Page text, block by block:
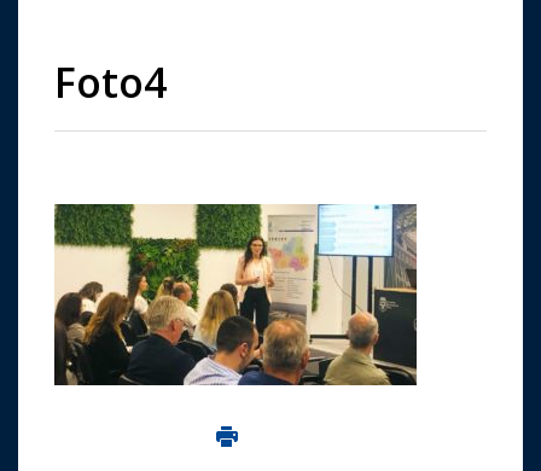
Foto4
Imprima aceasta pagina